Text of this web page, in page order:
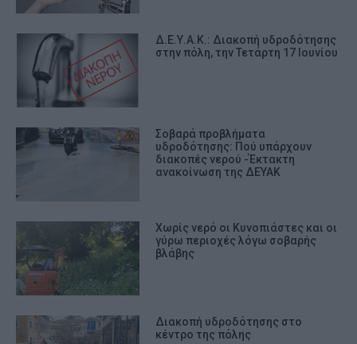
Δ.Ε.Υ.Α.Κ.: Διακοπή υδροδότησης
στην πόλη, την Τετάρτη 17 Ιουνίου
Σοβαρά προβλήματα
υδροδότησης: Πού υπάρχουν
διακοπές νερού -Έκτακτη
ανακοίνωση της ΔΕΥΑΚ
Χωρίς νερό οι Κυνοπιάστες και οι
γύρω περιοχές λόγω σοβαρής
βλάβης
Διακοπή υδροδότησης στο
κέντρο της πόλης